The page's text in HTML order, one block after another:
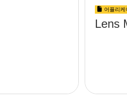
어플리케
Lens